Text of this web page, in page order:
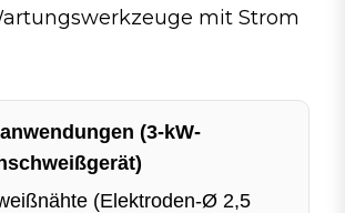
mit Strom
(3-kW-
(Elektroden-Ø 2,5